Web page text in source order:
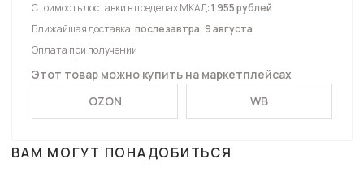
Стоимость доставки в пределах МКАД:1 955 рублей
Ближайшая доставка:послезавтра, 9 августа
Оплата при получении
Этот товар можно купить на маркетплейсах
OZON
WB
ВАМ МОГУТ ПОНАДОБИТЬСЯ